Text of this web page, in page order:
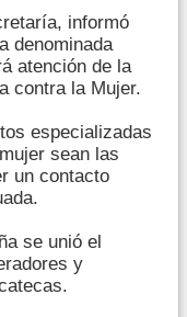
informó
denominada
atención de la
contra la Mujer.
especializadas
sean las
un contacto
se unió el
y